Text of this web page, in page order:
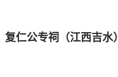
复仁公专祠（江西吉水）